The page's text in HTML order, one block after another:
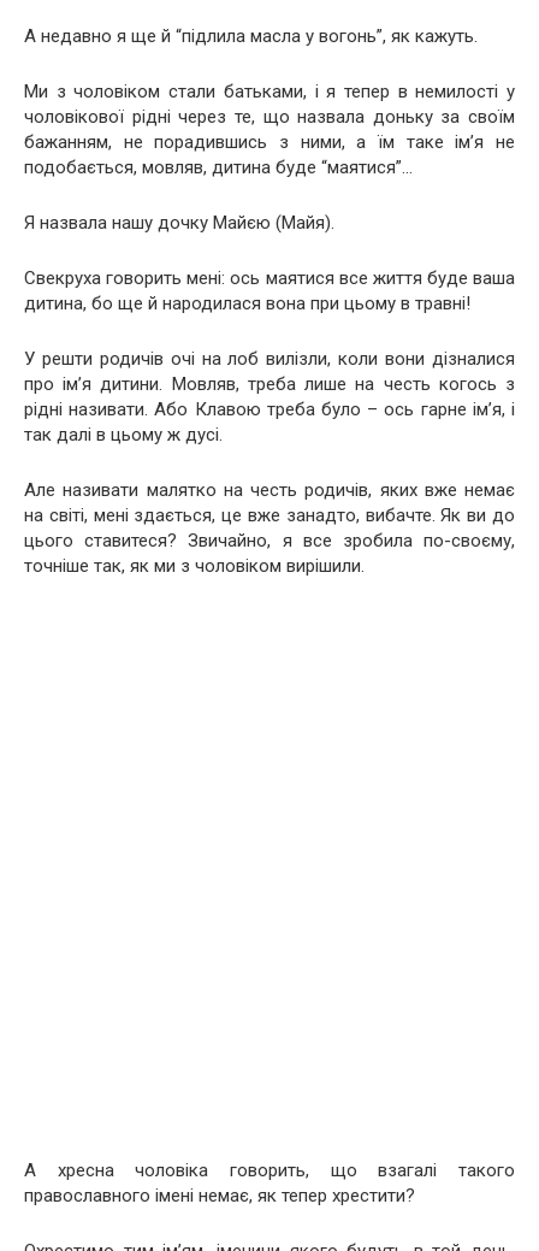
А недавно я ще й “підлила масла у вогонь”, як кажуть.
Ми з чоловіком стали батьками, і я тепер в немилості у
чоловікової рідні через те, що назвала доньку за своїм
бажанням, не порадившись з ними, а їм таке ім’я не
подобається, мовляв, дитина буде “маятися”…
Я назвала нашу дочку Майєю (Майя).
Свекруха говорить мені: ось маятися все життя буде ваша
дитина, бо ще й народилася вона при цьому в травні!
У решти родичів очі на лоб вилізли, коли вони дізналися
про ім’я дитини. Мовляв, треба лише на честь когось з
рідні називати. Або Клавою треба було – ось гарне ім’я, і
так далі в цьому ж дусі.
Але називати малятко на честь родичів, яких вже немає
на світі, мені здається, це вже занадто, вибачте. Як ви до
цього ставитеся? Звичайно, я все зробила по-своєму,
точніше так, як ми з чоловіком вирішили.
А хресна чоловіка говорить, що взагалі такого
православного імені немає, як тепер хрестити?